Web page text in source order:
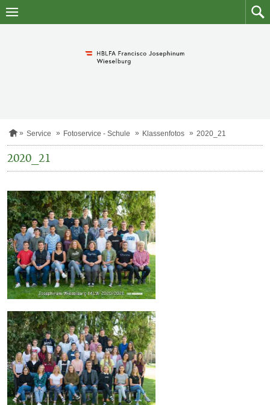
Zum
Zum
S
r
t
e
i
t
e
Service Fotoservice - Schule Klassenfotos 2020_21
2020_21